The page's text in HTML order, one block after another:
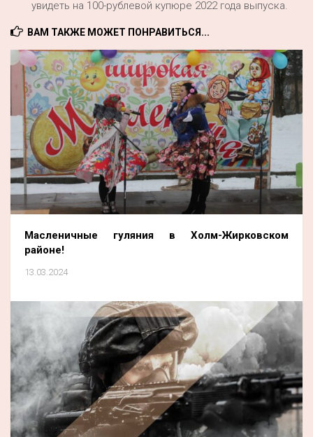
увидеть на 100-рублевой купюре 2022 года выпуска.
ВАМ ТАКЖЕ МОЖЕТ ПОНРАВИТЬСЯ...
Масленичные гуляния в Холм-Жирковском
районе!
13.03.2024